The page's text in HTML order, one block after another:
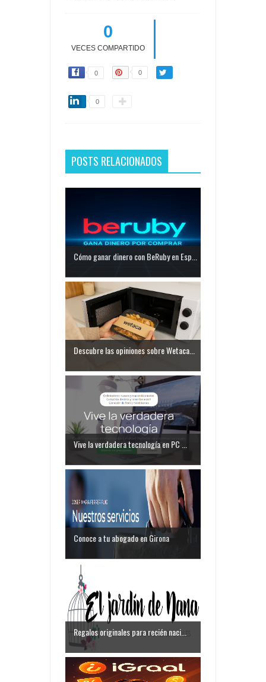
0
VECES COMPARTIDO
0 0
0
POSTS RELACIONADOS
Cómo ganar dinero con BeRuby en Esp...
Descubre las opiniones sobre Wetaca...
Vive la verdadera tecnología en PC ...
Conoce a tu abogado en Girona
Regalos originales para recién naci...